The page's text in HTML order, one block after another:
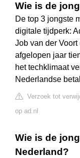
Wie is de
De top 3 jongste
digitale tijdperk:
Job van der
afgelopen jaar
het techklimaat
Nederlandse
Verzoek tot
op ad.nl
Wie is de
Nederland?